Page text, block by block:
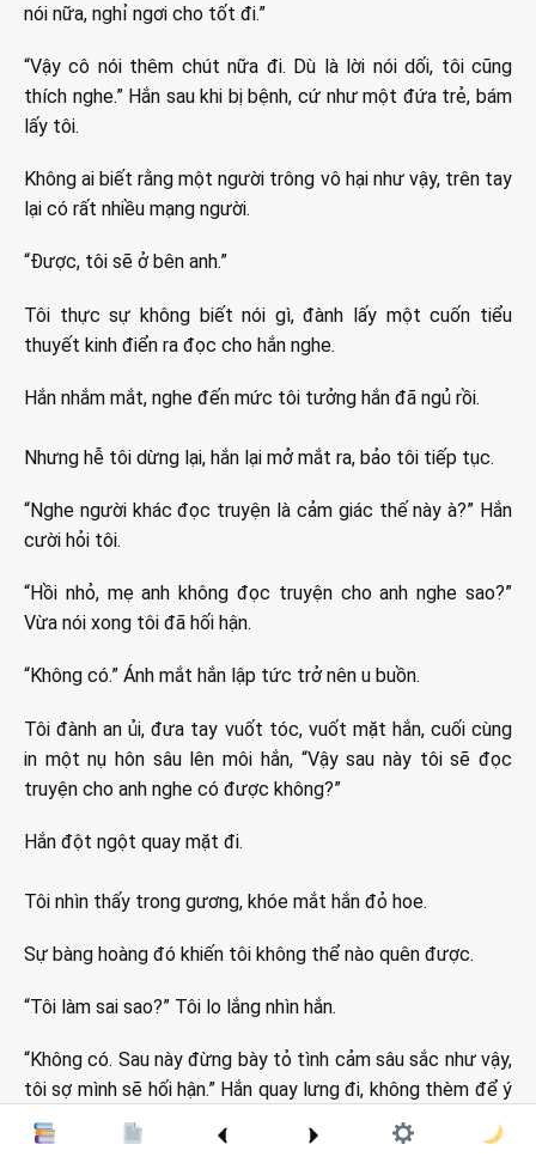
nói nữa, nghỉ ngơi cho tốt đi.”
“Vậy cô nói thêm chút nữa đi. Dù là lời nói dối, tôi cũng
thích nghe.” Hắn sau khi bị bệnh, cứ như một đứa trẻ, bám
lấy tôi.
Không ai biết rằng một người trông vô hại như vậy, trên tay
lại có rất nhiều mạng người.
“Được, tôi sẽ ở bên anh.”
Tôi thực sự không biết nói gì, đành lấy một cuốn tiểu
thuyết kinh điển ra đọc cho hắn nghe.
Hắn nhắm mắt, nghe đến mức tôi tưởng hắn đã ngủ rồi.
Nhưng hễ tôi dừng lại, hắn lại mở mắt ra, bảo tôi tiếp tục.
“Nghe người khác đọc truyện là cảm giác thế này à?” Hắn
cười hỏi tôi.
“Hồi nhỏ, mẹ anh không đọc truyện cho anh nghe sao?”
Vừa nói xong tôi đã hối hận.
“Không có.” Ánh mắt hắn lập tức trở nên u buồn.
Tôi đành an ủi, đưa tay vuốt tóc, vuốt mặt hắn, cuối cùng
in một nụ hôn sâu lên môi hắn, “Vậy sau này tôi sẽ đọc
truyện cho anh nghe có được không?”
Hắn đột ngột quay mặt đi.
Tôi nhìn thấy trong gương, khóe mắt hắn đỏ hoe.
Sự bàng hoàng đó khiến tôi không thể nào quên được.
“Tôi làm sai sao?” Tôi lo lắng nhìn hắn.
“Không có. Sau này đừng bày tỏ tình cảm sâu sắc như vậy,
tôi sợ mình sẽ hối hận.” Hắn quay lưng đi, không thèm để ý
đến tôi nữa.